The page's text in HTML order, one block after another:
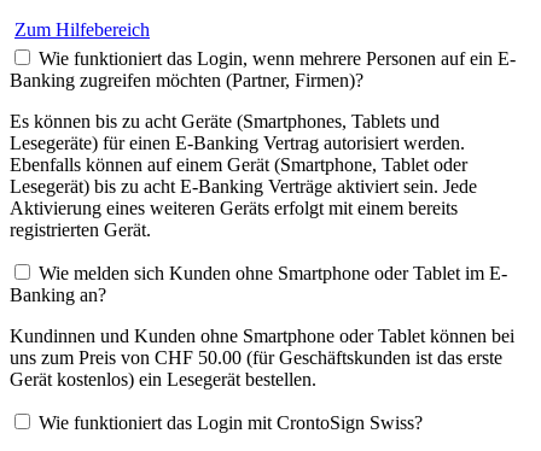
Zum Hilfebereich
Wie funktioniert das Login, wenn mehrere Personen auf ein E-
Banking zugreifen möchten (Partner, Firmen)?
Es können bis zu acht Geräte (Smartphones, Tablets und
Lesegeräte) für einen E-Banking Vertrag autorisiert werden.
Ebenfalls können auf einem Gerät (Smartphone, Tablet oder
Lesegerät) bis zu acht E-Banking Verträge aktiviert sein. Jede
Aktivierung eines weiteren Geräts erfolgt mit einem bereits
registrierten Gerät.
Wie melden sich Kunden ohne Smartphone oder Tablet im E-
Banking an?
Kundinnen und Kunden ohne Smartphone oder Tablet können bei
uns zum Preis von CHF 50.00 (für Geschäftskunden ist das erste
Gerät kostenlos) ein Lesegerät bestellen.
Wie funktioniert das Login mit CrontoSign Swiss?